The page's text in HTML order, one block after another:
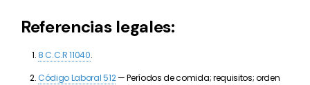
Referencias legales:
8 C.C.R 11040.
Código Laboral 512— Períodos de comida; requisitos; orden